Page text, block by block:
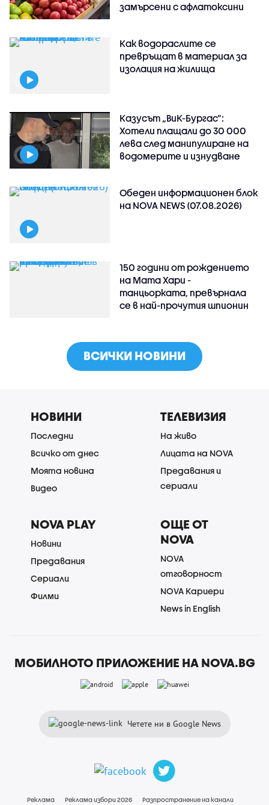
замърсени с афлатоксини
Как водораслите се
превръщат в материал за
изолация на жилища
Казусът „ВиК-Бургас“:
Хотели плащали до 30 000
лева след манипулиране на
водомерите и изнудване
Обеден информационен блок
на NOVA NEWS (07.08.2026)
150 години от рождението
на Мата Хари -
танцьорката, превърнала
се в най-прочутия шпионин
ВСИЧКИ НОВИНИ
НОВИНИ
Последни
Всичко от днес
Моята новина
Видео
ТЕЛЕВИЗИЯ
На живо
Лицата на NOVA
Предавания и
сериали
NOVA PLAY
Новини
Предавания
Сериали
Филми
ОЩЕ ОТ
NOVA
NOVA
отговорност
NOVA Кариери
News in English
МОБИЛНОТО ПРИЛОЖЕНИЕ НА NOVA.BG
Четете ни в Google News
Реклама Реклама избори 2026 Разпространение на канали